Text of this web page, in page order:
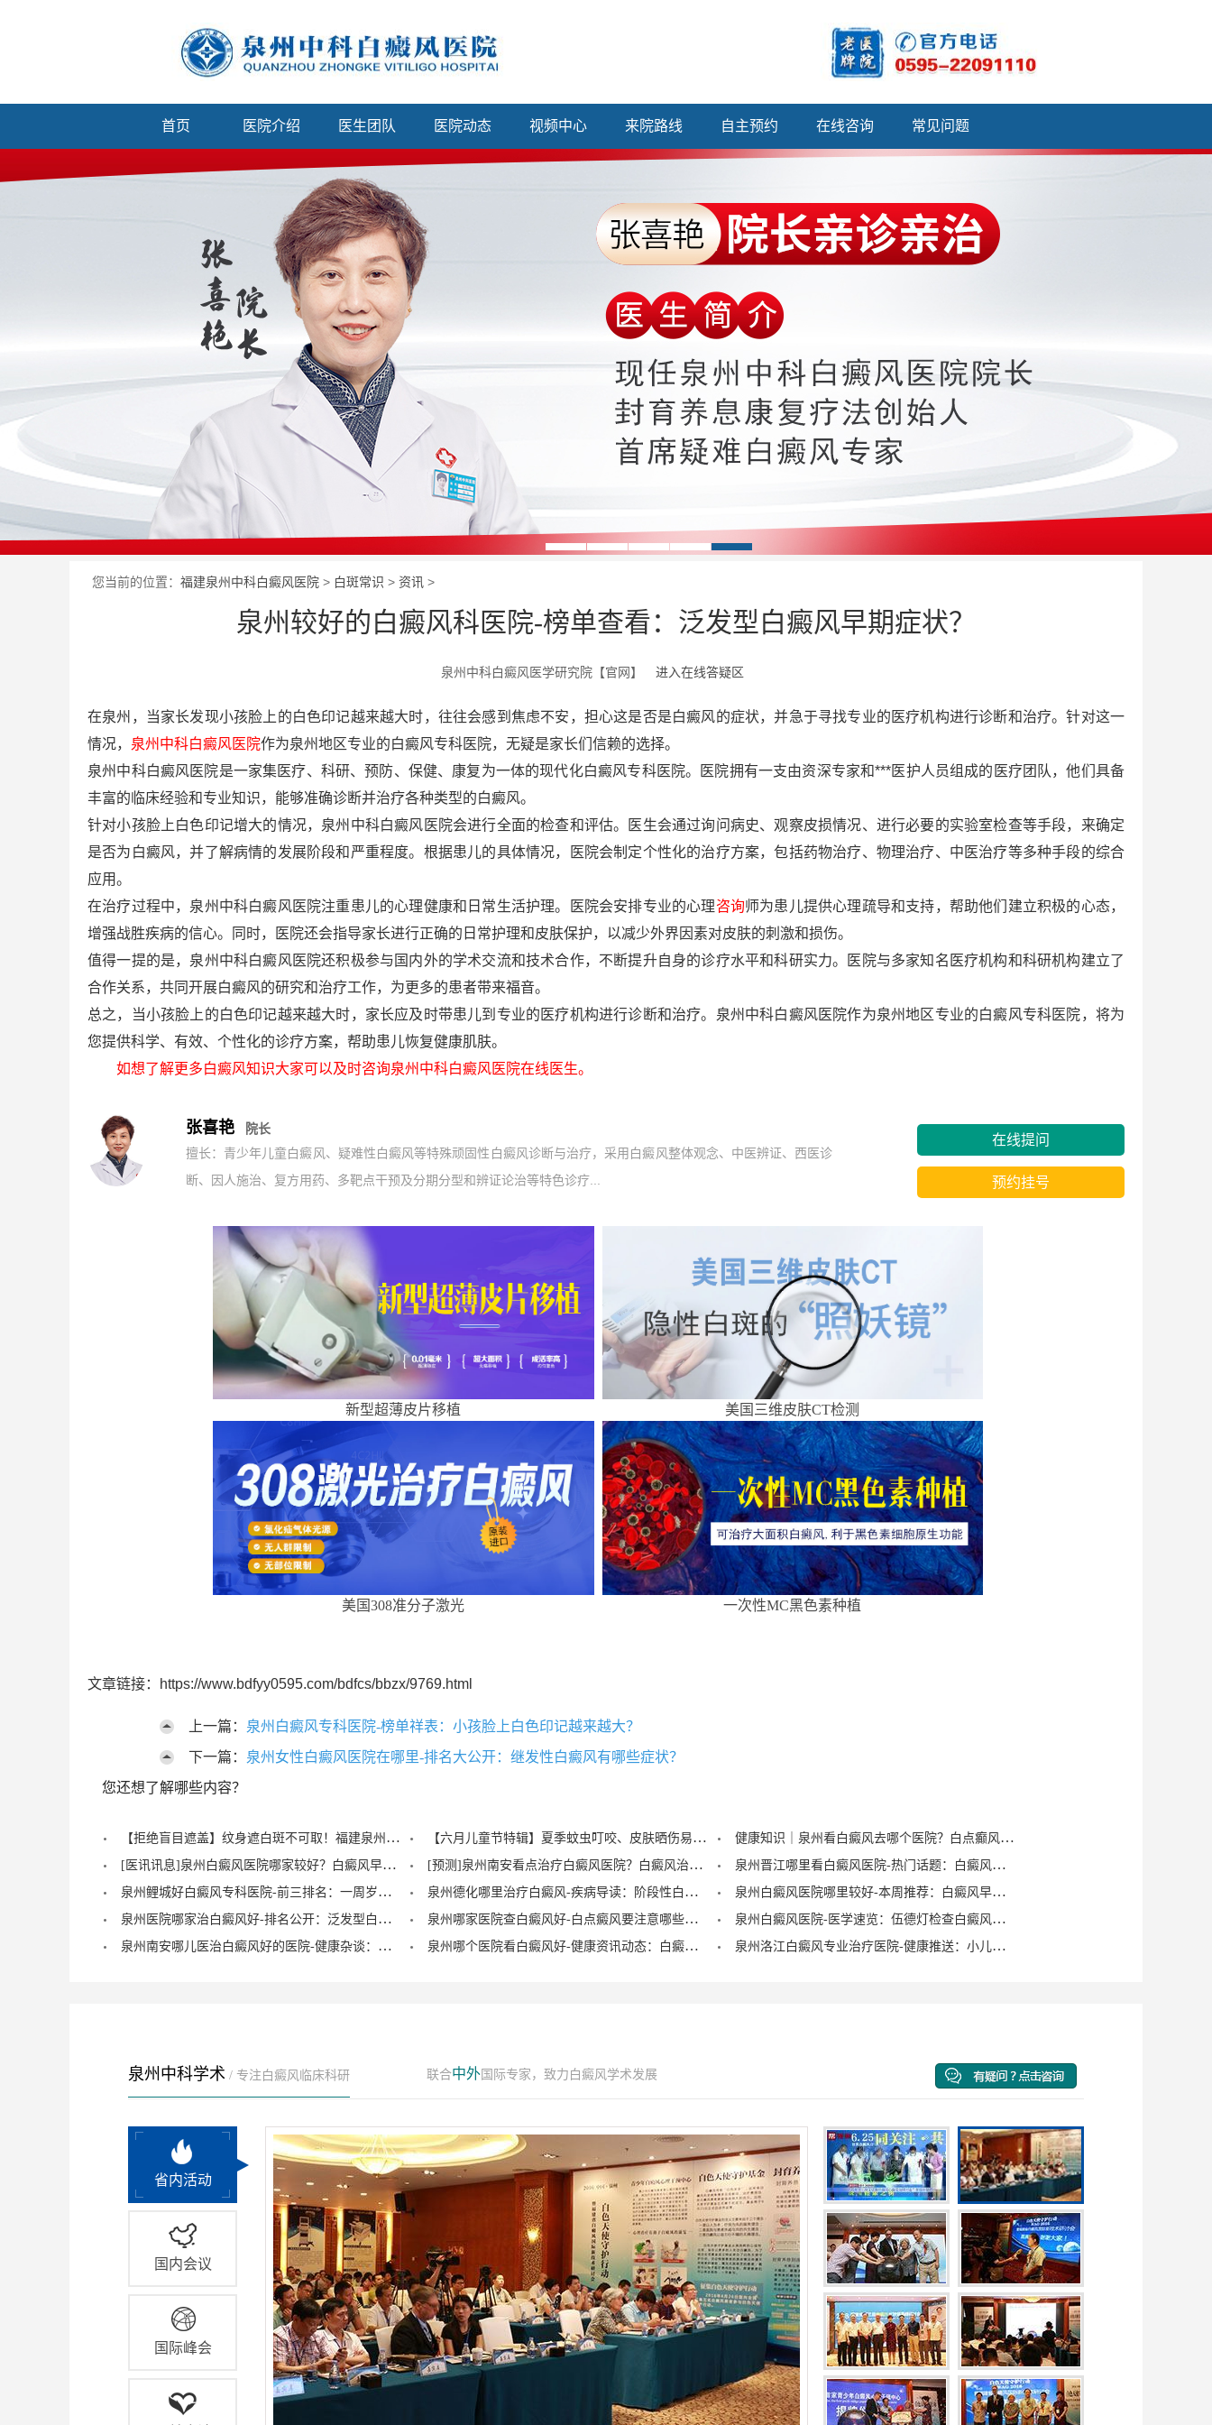
首页 医院介绍 医生团队 医院动态 视频中心 来院路线 自主预约 在线咨询 常见问题
您当前的位置： 福建泉州中科白癜风医院 > 白斑常识 > 资讯 >
泉州较好的白癜风科医院-榜单查看：泛发型白癜风早期症状？
泉州中科白癜风医学研究院【官网】 进入在线答疑区
在泉州，当家长发现小孩脸上的白色印记越来越大时，往往会感到焦虑不安，担心这是否是白癜风的症状，并急于寻找专业的医疗机构进行诊断和治疗。针对这一
情况， 泉州中科白癜风医院作为泉州地区专业的白癜风专科医院，无疑是家长们信赖的选择。
泉州中科白癜风医院是一家集医疗、科研、预防、保健、康复为一体的现代化白癜风专科医院。医院拥有一支由资深专家和***医护人员组成的医疗团队，他们具备
丰富的临床经验和专业知识，能够准确诊断并治疗各种类型的白癜风。
针对小孩脸上白色印记增大的情况，泉州中科白癜风医院会进行全面的检查和评估。医生会通过询问病史、观察皮损情况、进行必要的实验室检查等手段，来确定
是否为白癜风，并了解病情的发展阶段和严重程度。根据患儿的具体情况，医院会制定个性化的治疗方案，包括药物治疗、物理治疗、中医治疗等多种手段的综合
应用。
在治疗过程中，泉州中科白癜风医院注重患儿的心理健康和日常生活护理。医院会安排专业的心理咨询师为患儿提供心理疏导和支持，帮助他们建立积极的心态，
增强战胜疾病的信心。同时，医院还会指导家长进行正确的日常护理和皮肤保护，以减少外界因素对皮肤的刺激和损伤。
值得一提的是，泉州中科白癜风医院还积极参与国内外的学术交流和技术合作，不断提升自身的诊疗水平和科研实力。医院与多家知名医疗机构和科研机构建立了
合作关系，共同开展白癜风的研究和治疗工作，为更多的患者带来福音。
总之，当小孩脸上的白色印记越来越大时，家长应及时带患儿到专业的医疗机构进行诊断和治疗。泉州中科白癜风医院作为泉州地区专业的白癜风专科医院，将为
您提供科学、有效、个性化的诊疗方案，帮助患儿恢复健康肌肤。
如想了解更多白癜风知识大家可以及时咨询泉州中科白癜风医院在线医生。
张喜艳
院长
擅长：青少年儿童白癜风、疑难性白癜风等特殊顽固性白癜风诊断与治疗，采用白癜风整体观念、中医辨证、西医诊
断、因人施治、复方用药、多靶点干预及分期分型和辨证论治等特色诊疗...
在线提问
预约挂号
新型超薄皮片移植 美国三维皮肤CT检测
美国308准分子激光 一次性MC黑色素种植
文章链接：https://www.bdfyy0595.com/bdfcs/bbzx/9769.html
上一篇： 泉州白癜风专科医院-榜单祥表：小孩脸上白色印记越来越大？
下一篇： 泉州女性白癜风医院在哪里-排名大公开：继发性白癜风有哪些症状？
您还想了解哪些内容？
【拒绝盲目遮盖】纹身遮白斑不可取！福建泉州中科白癜风医院倡导科学诊疗，从根源唤醒黑色素 【六月儿童节特辑】夏季蚊虫叮咬、皮肤晒伤易成白斑“催化剂”，泉州中科：儿童白癜风暑期护理记住三个要点！
健康知识｜泉州看白癜风去哪个医院？白点癫风早期可以自愈？
[医讯讯息]泉州白癜风医院哪家较好？白癜风早期症状能治愈？
[预测]泉州南安看点治疗白癜风医院？白癜风治疗后泛红是怎么回事？
泉州晋江哪里看白癜风医院-热门话题：白癜风症状有哪些？
泉州鲤城好白癜风专科医院-前三排名：一周岁宝宝有白癜风症状？
泉州德化哪里治疗白癜风-疾病导读：阶段性白癜风的症状？
泉州白癜风医院哪里较好-本周推荐：白癜风早期症状如何确诊？
泉州医院哪家治白癜风好-排名公开：泛发型白癜风怎么治疗才正确？
泉州哪家医院查白癜风好-白点癜风要注意哪些饮食禁忌？
泉州白癜风医院-医学速览：伍德灯检查白癜风症状？
泉州南安哪儿医治白癜风好的医院-健康杂谈：治疗儿童脚部白癜风要注重什么？
泉州哪个医院看白癜风好-健康资讯动态：白癜风的症状早期图片？ 泉州洛江白癜风专业治疗医院-健康推送：小儿脸上有白斑是什么原因？
泉州中科学术 / 专注白癜风临床科研 联合中外国际专家，致力白癜风学术发展
省内活动
国内会议
国际峰会